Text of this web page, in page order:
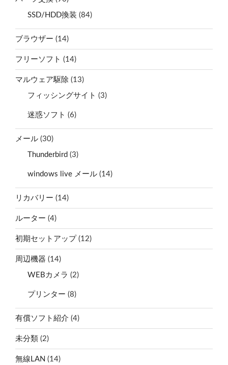
SSD/HDD換装 (84)
ブラウザー (14)
フリーソフト (14)
マルウェア駆除 (13)
フィッシングサイト (3)
迷惑ソフト (6)
メール (30)
Thunderbird (3)
windows live メール (14)
リカバリー (14)
ルーター (4)
初期セットアップ (12)
周辺機器 (14)
WEBカメラ (2)
プリンター (8)
有償ソフト紹介 (4)
未分類 (2)
無線LAN (14)